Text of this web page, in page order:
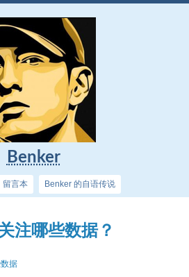
Benker
留言本 Benker 的自语传说
注哪些数据？
据